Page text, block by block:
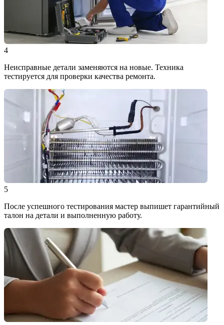
4
Неисправные детали заменяются на новые. Техника
тестируется для проверки качества ремонта.
5
После успешного тестирования мастер выпишет гарантийный
талон на детали и выполненную работу.